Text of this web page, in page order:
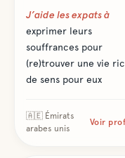
J’aide les expats à
exprimer leurs
souffrances pour
(re)trouver une vie
de sens pour eux
🇦🇪 Émirats
arabes unis
Voir